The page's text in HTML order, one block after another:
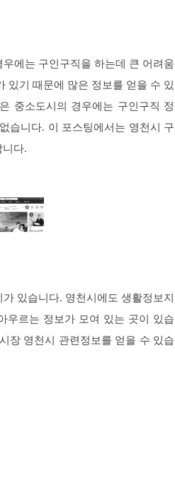
에는 구인구직을 하는데 큰 어려움
있기 때문에 많은 정보를 얻을 수 있
중소도시의 경우에는 구인구직 정
습니다. 이 포스팅에서는 영천시 구
니다.
있습니다. 영천시에도 생활정보지
우르는 정보가 모여 있는 곳이 있습
장 영천시 관련정보를 얻을 수 있습